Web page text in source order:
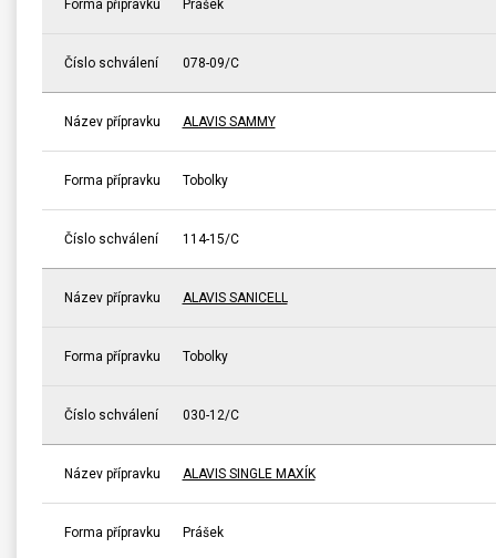
Forma přípravku Prášek
Číslo schválení 078-09/C
Název přípravku ALAVIS SAMMY
Forma přípravku Tobolky
Číslo schválení 114-15/C
Název přípravku ALAVIS SANICELL
Forma přípravku Tobolky
Číslo schválení 030-12/C
Název přípravku ALAVIS SINGLE MAXÍK
Forma přípravku Prášek